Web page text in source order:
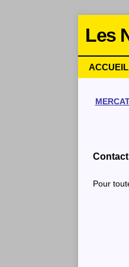
Les
ACCUEIL
Contact
Pour